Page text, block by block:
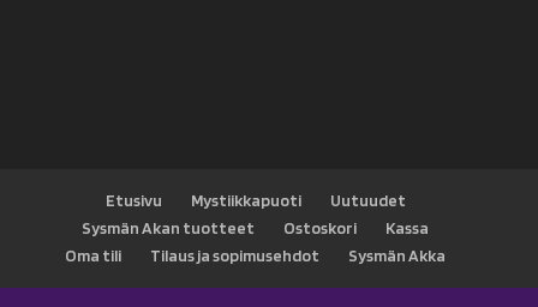
Etusivu Mystiikkapuoti
Uutuudet
Sysmän Akan tuotteet
Ostoskori
Kassa
Oma tili
Tilaus ja sopimusehdot Sysmän Akka